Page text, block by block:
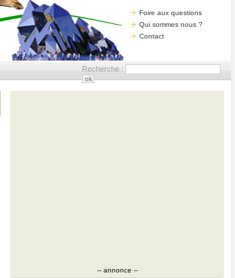
Foire aux questions
Qui sommes nous ?
Contact
Recherche :
-- annonce --